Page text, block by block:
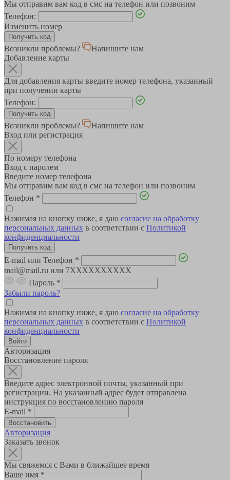
Мы отправим вам код в смс на телефон или позвоним
Телефон:
Изменить номер
Возникли проблемы?
Напишите нам
Добавление карты
Для добавления карты введите номер телефона, указанный
при получении карты
Телефон:
Возникли проблемы?
Напишите нам
Вход или регистрация
По номеру телефона
Вход с паролем
Введите номер телефона
Мы отправим вам код в смс на телефон или позвоним
Телефон *
Нажимая на кнопку ниже, я даю согласие на обработку
персональных данных в соответствии с Политикой
конфиденциальности
E-mail или Телефон *
mail@mail.ru или 7XXXXXXXXXX
Пароль *
Забыли пароль?
Нажимая на кнопку ниже, я даю согласие на обработку
персональных данных в соответствии с Политикой
конфиденциальности
Авторизация
Восстановление пароля
Введите адрес электронной почты, указанный при
регистрации. На указанный адрес будет отправлена
инструкция по восстановлению пароля
E-mail *
Авторизация
Заказать звонок
Мы свяжемся с Вами в ближайшее время
Ваше имя *